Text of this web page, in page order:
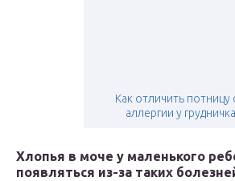
Как отличить потницу
аллергии у грудничка
Хлопья в моче у маленького
появляться из-за таких